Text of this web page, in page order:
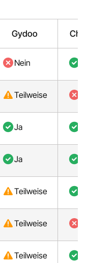
Gydoo
Nein
Teilweise
Ja
Ja
Teilweise
Teilweise
Teilweise